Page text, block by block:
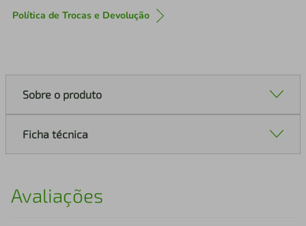
Política de Trocas e Devolução
Sobre o produto
Ficha técnica
Avaliações